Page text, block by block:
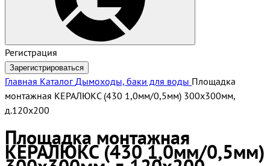
Регистрация
Зарегистрироваться
Главная Каталог Дымоходы, баки для воды Площадка
монтажная КЕРАЛЮКС (430 1,0мм/0,5мм) 300х300мм,
д.120х200
Площадка монтажная
КЕРАЛЮКС (430 1,0мм/0,5мм)